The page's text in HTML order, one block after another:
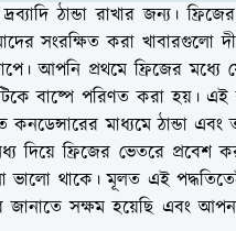
ঠান্ডা রাখার জন্য।
সংরক্ষিত করা খাবারগুলো
আপনি প্রথমে ফ্রিজের মধ্যে যে
বাষ্পে পরিণত করা হয়। এই
মাধ্যমে ঠান্ডা
দিয়ে ফ্রিজের ভেতরে প্রবেশ
ভালো থাকে। মূলত এই
সক্ষম হয়েছি এবং